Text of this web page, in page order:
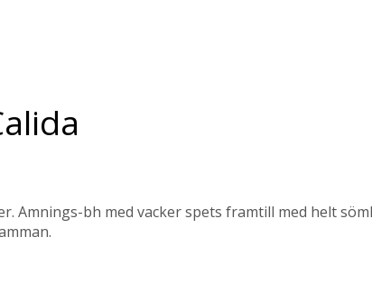
Amnings-bh med vacker spets framtill med helt